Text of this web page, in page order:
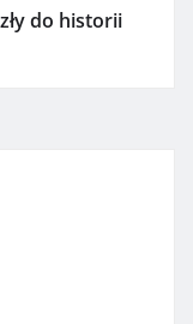
do historii